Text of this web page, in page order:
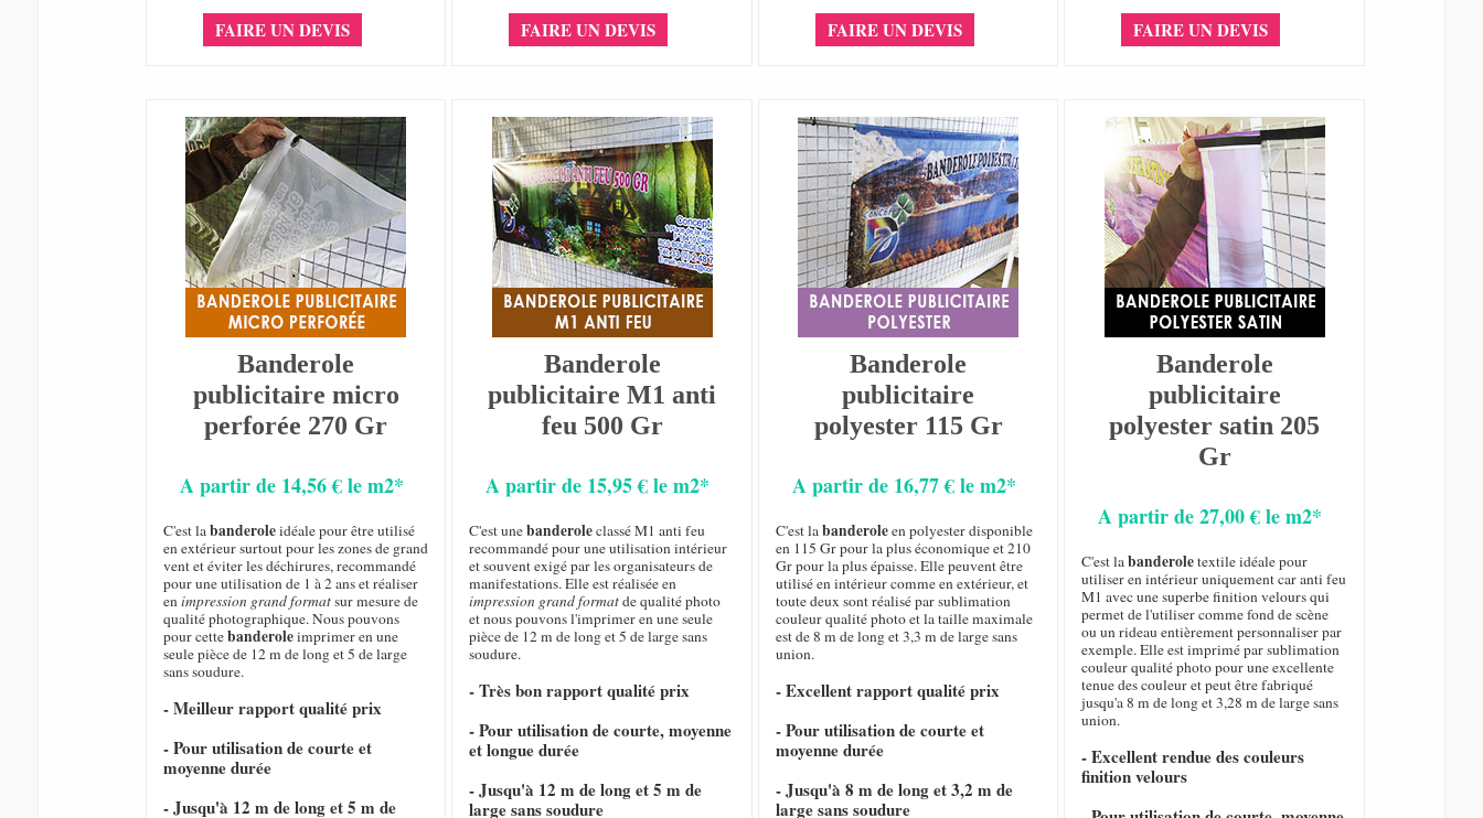
FAIRE UN DEVIS FAIRE UN DEVIS FAIRE UN DEVIS FAIRE UN DEVIS
Banderole
publicitaire micro
perforée 270 Gr
A partir de 14,56 € le m2*
C'est labanderoleidéale pour être utilisé
en extérieur surtout pour les zones de grand
vent et éviter les déchirures, recommandé
pour une utilisation de 1 à 2 ans et réaliser
enimpression grand formatsur mesure de
qualité photographique. Nous pouvons
pour cettebanderoleimprimer en une
seule pièce de 12 m de long et 5 de large
sans soudure.
- Meilleur rapport qualité prix
- Pour utilisation de courte et
moyenne durée
- Jusqu'à 12 m de long et 5 m de
Banderole
publicitaire M1 anti
feu 500 Gr
A partir de 15,95 € le m2*
C'est unebanderoleclassé M1 anti feu
recommandé pour une utilisation intérieur
et souvent exigé par les organisateurs de
manifestations. Elle est réalisée en
impression grand formatde qualité photo
et nous pouvons l'imprimer en une seule
pièce de 12 m de long et 5 de large sans
soudure.
- Très bon rapport qualité prix
- Pour utilisation de courte, moyenne
et longue durée
- Jusqu'à 12 m de long et 5 m de
large sans soudure
Banderole
publicitaire
polyester 115 Gr
A partir de 16,77 € le m2*
C'est labanderoleen polyester disponible
en 115 Gr pour la plus économique et 210
Gr pour la plus épaisse. Elle peuvent être
utilisé en intérieur comme en extérieur, et
toute deux sont réalisé par sublimation
couleur qualité photo et la taille maximale
est de 8 m de long et 3,3 m de large sans
union.
- Excellent rapport qualité prix
- Pour utilisation de courte et
moyenne durée
- Jusqu'à 8 m de long et 3,2 m de
large sans soudure
Banderole
publicitaire
polyester satin 205
Gr
A partir de 27,00 € le m2*
C'est labanderoletextile idéale pour
utiliser en intérieur uniquement car anti feu
M1 avec une superbe finition velours qui
permet de l'utiliser comme fond de scène
ou un rideau entièrement personnaliser par
exemple. Elle est imprimé par sublimation
couleur qualité photo pour une excellente
tenue des couleur et peut être fabriqué
jusqu'a 8 m de long et 3,28 m de large sans
union.
- Excellent rendue des couleurs
finition velours